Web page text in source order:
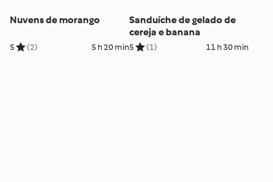
Nuvens de morango
5 (2) 5 h 20 min
Sanduíche de gelado de
cereja e banana
5 (1) 11 h 30 min